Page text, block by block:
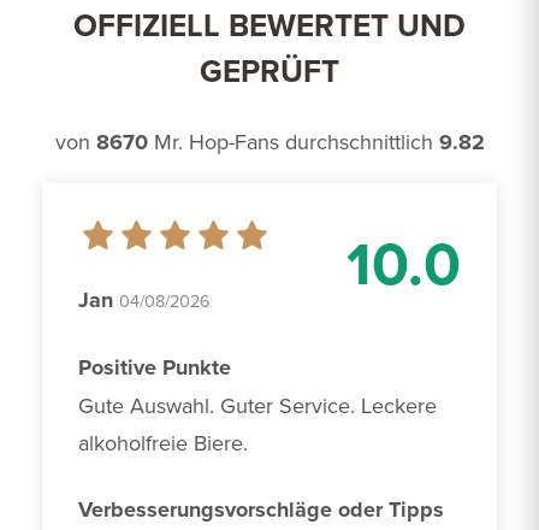
OFFIZIELL BEWERTET UND
GEPRÜFT
von 8670Mr. Hop-Fans durchschnittlich 9.82
10.0
Jan 04/08/2026
Positive Punkte
Gute Auswahl. Guter Service. Leckere
alkoholfreie Biere.
Verbesserungsvorschläge oder Tipps